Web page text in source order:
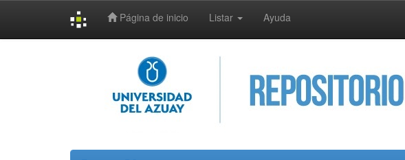
Página de inicio Listar Ayuda